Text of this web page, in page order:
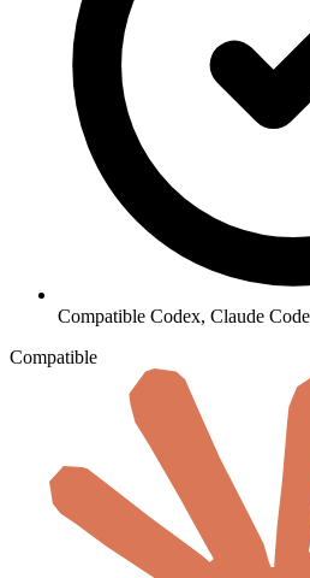
Compatible Codex, Claude
Compatible